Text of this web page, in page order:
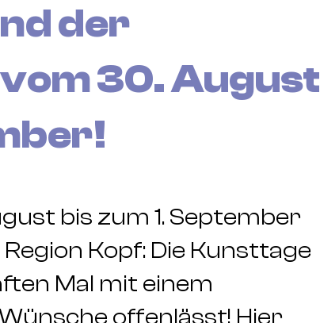
der
30. August
bis zum 1. September
Kopf: Die Kunsttage
Mal mit einem
offenlässt! Hier